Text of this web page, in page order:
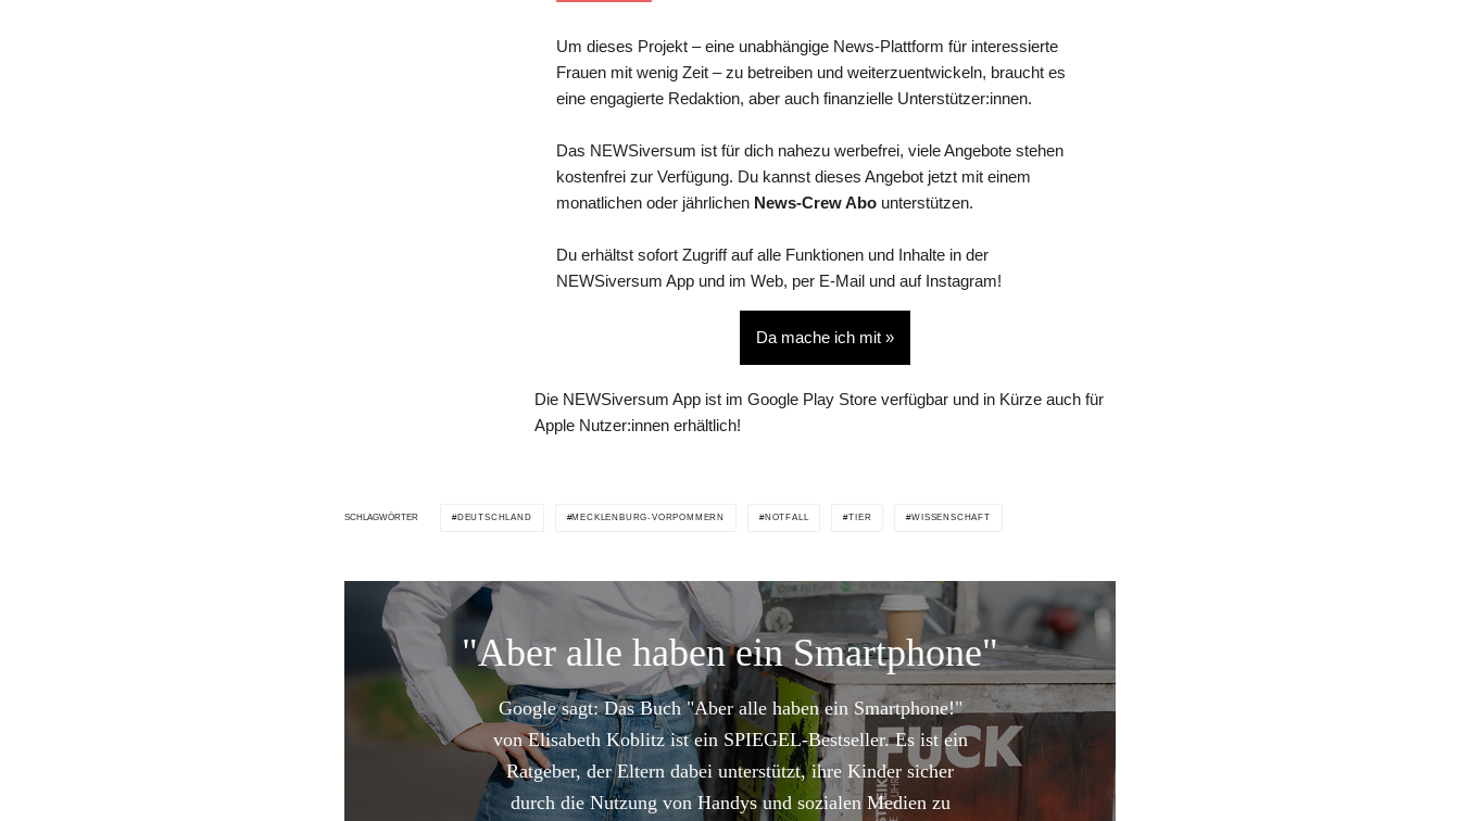
Um dieses Projekt – eine unabhängige News-Plattform für interessierte
Frauen mit wenig Zeit – zu betreiben und weiterzuentwickeln, braucht es
eine engagierte Redaktion, aber auch finanzielle Unterstützer:innen.
Das NEWSiversum ist für dich nahezu werbefrei, viele Angebote stehen
kostenfrei zur Verfügung. Du kannst dieses Angebot jetzt mit einem
monatlichen oder jährlichen News-Crew Abo unterstützen.
Du erhältst sofort Zugriff auf alle Funktionen und Inhalte in der
NEWSiversum App und im Web, per E-Mail und auf Instagram!
Da mache ich mit »
Die NEWSiversum App ist im Google Play Store verfügbar und in Kürze auch für
Apple Nutzer:innen erhältlich!
SCHLAGWÖRTER DEUTSCHLAND MECKLENBURG-VORPOMMERN NOTFALL TIER WISSENSCHAFT
"Aber alle haben ein Smartphone"
Google sagt: Das Buch "Aber alle haben ein Smartphone!"
von Elisabeth Koblitz ist ein SPIEGEL-Bestseller. Es ist ein
Ratgeber, der Eltern dabei unterstützt, ihre Kinder sicher
durch die Nutzung von Handys und sozialen Medien zu